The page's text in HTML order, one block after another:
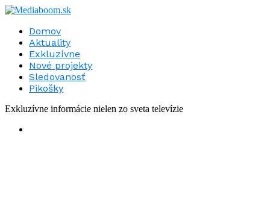
Domov
Aktuality
Exkluzívne
Nové projekty
Sledovanosť
Pikošky
Exkluzívne informácie nielen zo sveta televízie